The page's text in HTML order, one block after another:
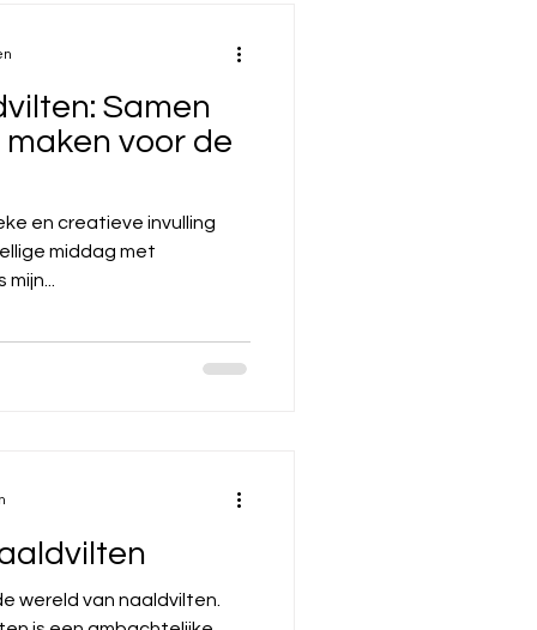
Samen
voor de
en creatieve invulling
middag met
wereld van naaldvilten.